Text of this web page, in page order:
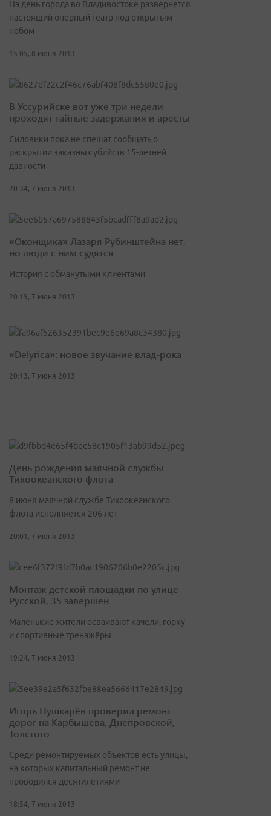
На день города во Владивостоке развернется
настоящий оперный театр под открытым
небом
15:05, 8 июня 2013
В Уссурийске вот уже три недели
проходят тайные задержания и аресты
Силовики пока не спешат сообщать о
раскрытии заказных убийств 15-летней
давности
20:34, 7 июня 2013
«Оконщика» Лазаря Рубинштейна нет,
но люди с ним судятся
История с обманутыми клиентами
20:19, 7 июня 2013
«Delyrica»: новое звучание влад-рока
20:13, 7 июня 2013
День рождения маячной службы
Тихоокеанского флота
8 июня маячной службе Тихоокеанского
флота исполняется 206 лет
20:01, 7 июня 2013
Монтаж детской площадки по улице
Русской, 35 завершен
Маленькие жители осваивают качели, горку
и спортивные тренажёры
19:24, 7 июня 2013
Игорь Пушкарёв проверил ремонт
дорог на Карбышева, Днепровской,
Толстого
Среди ремонтируемых объектов есть улицы,
на которых капитальный ремонт не
проводился десятилетиями
18:54, 7 июня 2013